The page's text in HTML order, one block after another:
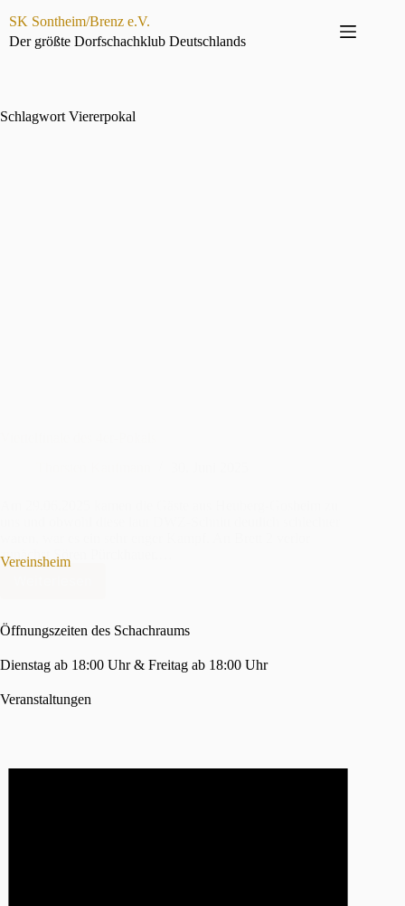
Inhalt
springen
SK Sontheim/Brenz e.V.
Der größte Dorfschachklub Deutschlands
Schlagwort Viererpokal
zunächst Sören Pürckhauer.…
4er-
Pokals
Vereinsheim
Öffnungszeiten des Schachraums
Dienstag ab 18:00 Uhr & Freitag ab 18:00 Uhr
Veranstaltungen